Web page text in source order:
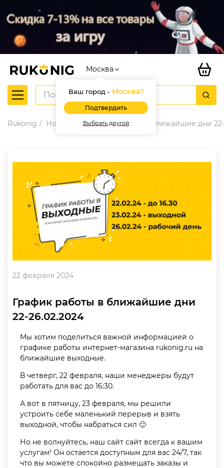
Москва
Ваш город - Москва?
Подтвердить
Выбрать другой
Rukonig Новости График работы в ближайшие дни 22-
22 февраля 2024
График работы в ближайшие дни
22-26.02.2024
Мы хотим поделиться важной информацией о
графике работы интернет-магазина rukonig.ru на
ближайшие выходные.
В четверг, 22 февраля, наши менеджеры будут
работать для вас до 16:30.
А вот в пятницу, 23 февраля, мы решили
устроить себе маленький перерыв и взять
выходной, чтобы набраться сил 🙂
Но не волнуйтесь, наш сайт сайт всегда к вашим
услугам! Он остается доступным для вас 24/7, так
что вы можете спокойно размещать заказы и